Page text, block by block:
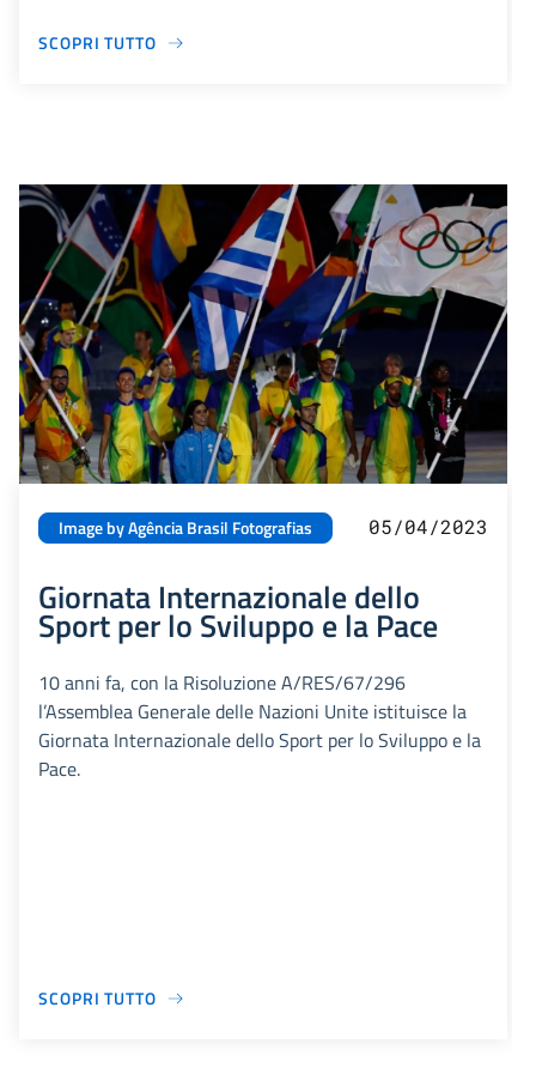
SCOPRI TUTTO
Image by Agência Brasil Fotografias 05/04/2023
Giornata Internazionale dello
Sport per lo Sviluppo e la Pace
10 anni fa, con la Risoluzione A/RES/67/296
l’Assemblea Generale delle Nazioni Unite istituisce la
Giornata Internazionale dello Sport per lo Sviluppo e la
Pace.
SCOPRI TUTTO